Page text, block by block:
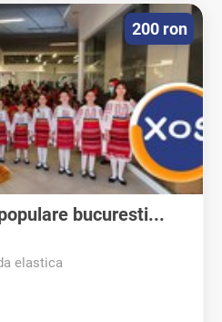
bucuresti...
elastica
200 ron